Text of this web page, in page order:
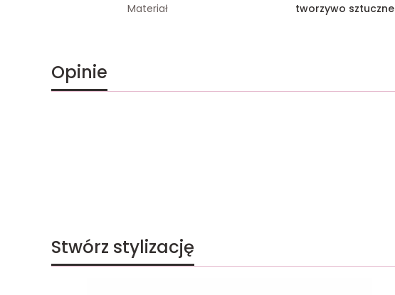
Materiał tworzywo sztuczne
Opinie
Stwórz stylizację